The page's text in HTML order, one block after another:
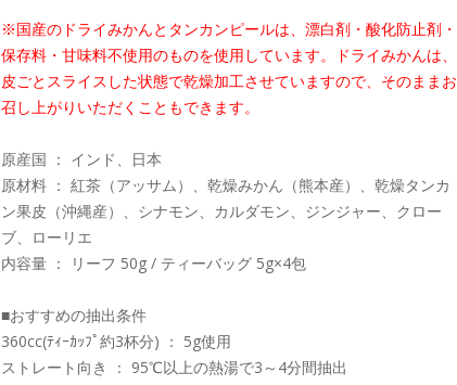
※国産のドライみかんとタンカンピールは、漂白剤・酸化防止剤・
保存料・甘味料不使用のものを使用しています。ドライみかんは、
皮ごとスライスした状態で乾燥加工させていますので、そのままお
召し上がりいただくこともできます。
原産国 ： インド、日本
原材料 ： 紅茶（アッサム）、乾燥みかん（熊本産）、乾燥タンカ
ン果皮（沖縄産）、シナモン、カルダモン、ジンジャー、クロー
ブ、ローリエ
内容量 ： リーフ 50g / ティーバッグ 5g×4包
■おすすめの抽出条件
360cc(ﾃｨｰｶｯﾌﾟ約3杯分) ： 5g使用
ストレート向き ： 95℃以上の熱湯で3～4分間抽出